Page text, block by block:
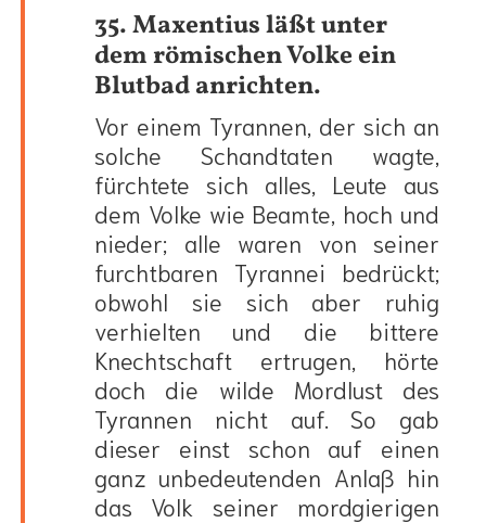
35. Maxentius läßt unter
dem römischen Volke ein
Blutbad anrichten.
Vor einem Tyrannen, der sich an
solche Schandtaten wagte,
fürchtete sich alles, Leute aus
dem Volke wie Beamte, hoch und
nieder; alle waren von seiner
furchtbaren Tyrannei bedrückt;
obwohl sie sich aber ruhig
verhielten und die bittere
Knechtschaft ertrugen, hörte
doch die wilde Mordlust des
Tyrannen nicht auf. So gab
dieser einst schon auf einen
ganz unbedeutenden Anlaß hin
das Volk seiner mordgierigen